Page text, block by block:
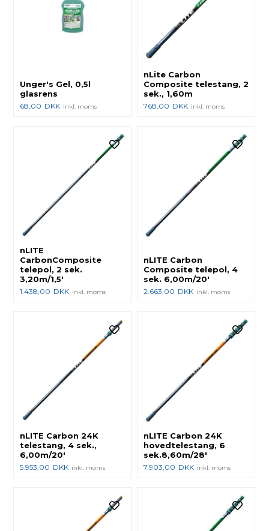
Unger's Gel, 0,5l
glasrens
68,00 DKK inkl. moms
nLite Carbon
Composite telestang, 2
sek., 1,60m
768,00 DKK inkl. moms
nLITE
CarbonComposite
telepol, 2 sek.
3,20m/1,5'
1.438,00 DKK inkl. moms
nLITE Carbon
Composite telepol, 4
sek. 6,00m/20'
2.663,00 DKK inkl. moms
nLITE Carbon 24K
telestang, 4 sek.,
6,00m/20'
5.953,00 DKK inkl. moms
nLITE Carbon 24K
hovedtelestang, 6
sek.8,60m/28'
7.903,00 DKK inkl. moms